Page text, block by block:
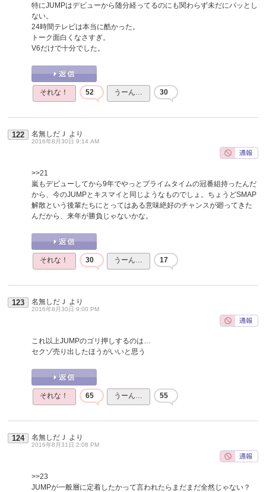
特にJUMPはデビューから随分経ってるのにも関わらず未だにパッとし
ない。
24時間テレビは本当に酷かった。
トーク面白くなさすぎ。
V6だけで十分でした。
それな！ 52 うーん… 30
122 名無しだＪ より
2016年8月30日 9:14 AM
>>21
嵐もデビューしてから9年でやっとプライムタイムの冠番組持ったんだ
から、今のJUMPとキスマイと同じようなものでしょ。ちょうどSMAP
解散という後輩たちにとってはある意味絶好のチャンスが廻ってきた
んだから、来年が勝負じゃないかな。
それな！ 30 うーん… 17
123 名無しだＪ より
2016年8月30日 9:00 PM
これ以上JUMPのゴリ押しするのは…
セクゾ売り出したほうがいいと思う
それな！ 65 うーん… 55
124 名無しだＪ より
2016年8月31日 2:08 PM
>>23
JUMPが一般層に定着したかって言われたらまだまだ全然じゃない？